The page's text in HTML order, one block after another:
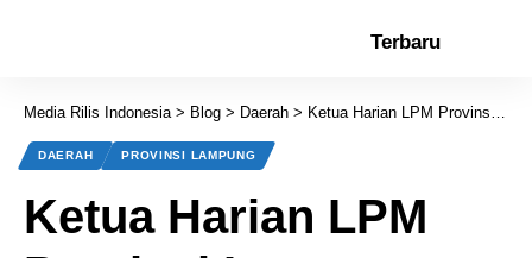
Terbaru
Media Rilis Indonesia> Blog > Daerah > Ketua Harian LPM Provinsi Lampung Lakukan Penggalangan Dana Untuk Korban Kebakaran di Lampung Barat
DAERAH PROVINSI LAMPUNG
Ketua Harian LPM